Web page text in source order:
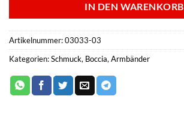
IN DEN WARENKORB
Artikelnummer:03033-03
Kategorien:Schmuck, Boccia,Armbänder